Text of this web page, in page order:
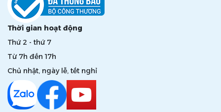
Thời gian hoạt động
Thứ 2 - thứ 7
Từ 7h đến 17h
Chủ nhật, ngày lễ, tết nghỉ